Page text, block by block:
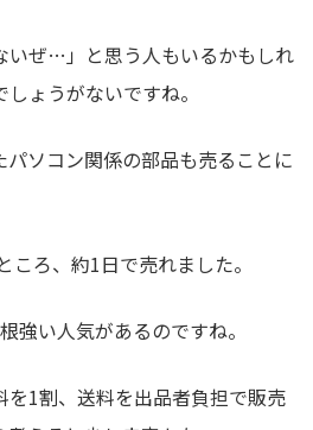
いぜ…」と思う人もいるかもしれ
ょうがないですね。
ソコン関係の部品も売ることに
ろ、約1日で売れました。
強い人気があるのですね。
を1割、送料を出品者負担で販売